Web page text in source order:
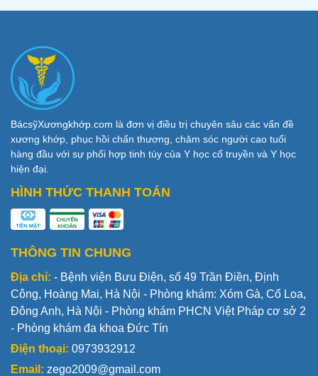
BácsỹXươngkhớp.com là đơn vị điều trị chuyên sâu các vấn đề
xương khớp, phục hồi chấn thương, chăm sóc người cao tuổi
hàng đầu với sự phối hợp tinh túy của Y học cổ truyền và Y học
hiện đại.
HÌNH THỨC THANH TOÁN
THÔNG TIN CHUNG
Địa chỉ: - Bệnh viện Bưu Điện, số 49 Trần Điền, Định
Công, Hoàng Mai, Hà Nội - Phòng khám: Xóm Gà, Cổ Loa,
Đông Anh, Hà Nội - Phòng khám PHCN Việt Pháp cơ sở 2
- Phòng khám đa khoa Đức Tín
Điện thoại: 0973932912
Email: zego2009@gmail.com